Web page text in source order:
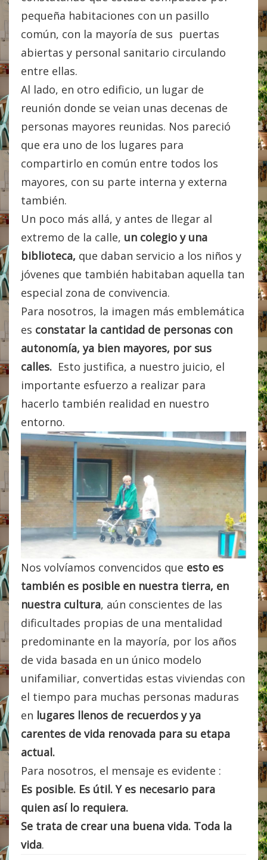
pequeña habitaciones con un pasillo
común, con la mayoría de sus puertas
abiertas y personal sanitario circulando
entre ellas.
Al lado, en otro edificio, un lugar de
reunión donde se veian unas decenas de
personas mayores reunidas. Nos pareció
que era uno de los lugares para
compartirlo en común entre todos los
mayores, con su parte interna y externa
también.
Un poco más allá, y antes de llegar al
extremo de la calle, un colegio y una
biblioteca, que daban servicio a los niños y
jóvenes que también habitaban aquella tan
especial zona de convivencia.
Para nosotros, la imagen más emblemática
es constatar la cantidad de personas con
autonomía, ya bien mayores, por sus
calles. Esto justifica, a nuestro juicio, el
importante esfuerzo a realizar para
hacerlo también realidad en nuestro
entorno.
Nos volvíamos convencidos que esto es
también es posible en nuestra tierra, en
nuestra cultura, aún conscientes de las
dificultades propias de una mentalidad
predominante en la mayoría, por los años
de vida basada en un único modelo
unifamiliar, convertidas estas viviendas con
el tiempo para muchas personas maduras
en lugares llenos de recuerdos y ya
carentes de vida renovada para su etapa
actual.
Para nosotros, el mensaje es evidente :
Es posible. Es útil. Y es necesario para
quien así lo requiera.
Se trata de crear una buena vida. Toda la
vida.